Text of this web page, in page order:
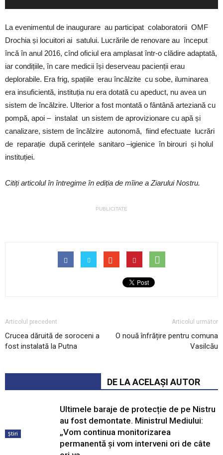
La evenimentul de inaugurare au participat colaboratorii OMF
Drochia și locuitori ai satului. Lucrările de renovare au început
încă în anul 2016, cînd oficiul era amplasat într-o clădire adaptată,
iar condițiile, în care medicii își deserveau pacienții erau
deplorabile. Era frig, spațiile erau încălzite cu sobe, iluminarea
era insuficientă, instituția nu era dotată cu apeduct, nu avea un
sistem de încălzire. Ulterior a fost montată o fântână arteziană cu
pompă, apoi – instalat un sistem de aprovizionare cu apă și
canalizare, sistem de încălzire autonomă, fiind efectuate lucrări
de reparație după cerințele sanitaro –igienice în birouri și holul
instituției.
Citiți articolul în întregime în ediția de mîine a Ziarului Nostru.
PUBLICITATE
Articolul precedent
Crucea dăruită de soroceni a
fost instalată la Putna
Articolul următor
O nouă înfrățire pentru comuna
Vasilcău
DE LA ACELAȘI AUTOR
Știri
Ultimele baraje de protecție de pe Nistru
au fost demontate. Ministrul Mediului:
„Vom continua monitorizarea
permanentă și vom interveni ori de câte